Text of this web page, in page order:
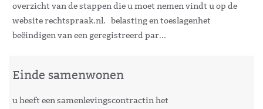
overzicht van de stappen die u moet nemen vindt u op de
website rechtspraak.nl. belasting en toeslagenhet
beëindigen van een geregistreerd par...
Einde samenwonen
u heeft een samenlevingscontractin het